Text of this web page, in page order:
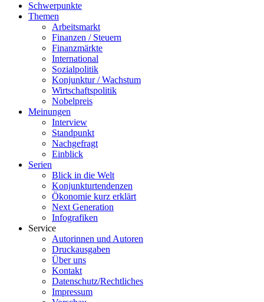
Schwerpunkte
Themen
Arbeitsmarkt
Finanzen / Steuern
Finanzmärkte
International
Sozialpolitik
Konjunktur / Wachstum
Wirtschaftspolitik
Nobelpreis
Meinungen
Interview
Standpunkt
Nachgefragt
Einblick
Serien
Blick in die Welt
Konjunkturtendenzen
Ökonomie kurz erklärt
Next Generation
Infografiken
Service
Autorinnen und Autoren
Druckausgaben
Über uns
Kontakt
Datenschutz/Rechtliches
Impressum